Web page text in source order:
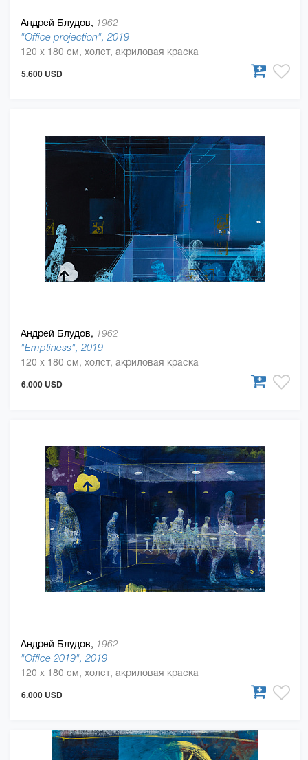
Андрей Блудов, 1962
"Office projection", 2019
120 x 180 см, холст, акриловая краска
5.600 USD
Андрей Блудов, 1962
"Emptiness", 2019
120 x 180 см, холст, акриловая краска
6.000 USD
Андрей Блудов, 1962
"Office 2019", 2019
120 x 180 см, холст, акриловая краска
6.000 USD